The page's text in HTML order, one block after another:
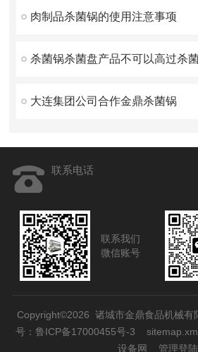
肉制品杀菌锅的使用注意事项
杀菌锅杀菌盘产品不可以高过杀
大连集团公司合作金鼎杀菌锅
联系电话
联系我们
微信账号
Copyright©2026 诸城市金鼎食品机械
号：鲁ICP备17000455号-3
设备网
管理登陆